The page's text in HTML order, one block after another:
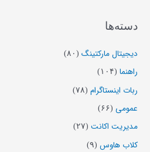
دسته‌ها
دیجیتال مارکتینگ (۸۰)
راهنما (۱۰۴)
ربات اینستاگرام (۷۸)
عمومی (۶۶)
مدیریت اکانت (۲۷)
کلاب هاوس (۹)